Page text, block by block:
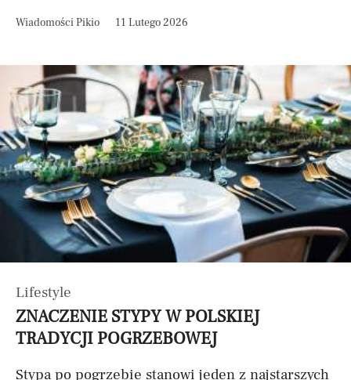
Wiadomości Pikio 11 Lutego 2026
Lifestyle
ZNACZENIE STYPY W POLSKIEJ
TRADYCJI POGRZEBOWEJ
Stypa po pogrzebie stanowi jeden z najstarszych